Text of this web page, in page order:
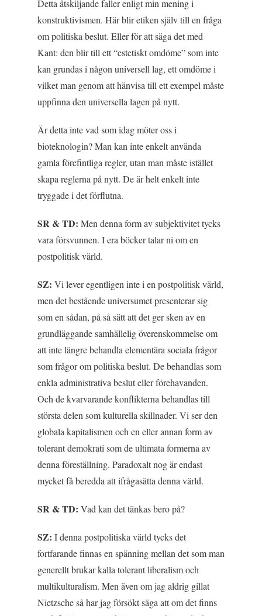
Detta åtskiljande faller enligt min mening i
konstruktivismen. Här blir etiken själv till en fråga
om politiska beslut. Eller för att säga det med
Kant: den blir till ett “estetiskt omdöme” som inte
kan grundas i någon universell lag, ett omdöme i
vilket man genom att hänvisa till ett exempel måste
uppfinna den universella lagen på nytt.
Är detta inte vad som idag möter oss i
bioteknologin? Man kan inte enkelt använda
gamla förefintliga regler, utan man måste istället
skapa reglerna på nytt. De är helt enkelt inte
tryggade i det förflutna.
SR & TD: Men denna form av subjektivitet tycks
vara försvunnen. I era böcker talar ni om en
postpolitisk värld.
SZ: Vi lever egentligen inte i en postpolitisk värld,
men det bestående universumet presenterar sig
som en sådan, på så sätt att det ger sken av en
grundläggande samhällelig överenskommelse om
att inte längre behandla elementära sociala frågor
som frågor om politiska beslut. De behandlas som
enkla administrativa beslut eller förehavanden.
Och de kvarvarande konflikterna behandlas till
största delen som kulturella skillnader. Vi ser den
globala kapitalismen och en eller annan form av
tolerant demokrati som de ultimata formerna av
denna föreställning. Paradoxalt nog är endast
mycket få beredda att ifrågasätta denna värld.
SR & TD: Vad kan det tänkas bero på?
SZ: I denna postpolitiska värld tycks det
fortfarande finnas en spänning mellan det som man
generellt brukar kalla tolerant liberalism och
multikulturalism. Men även om jag aldrig gillat
Nietzsche så har jag försökt säga att om det finns